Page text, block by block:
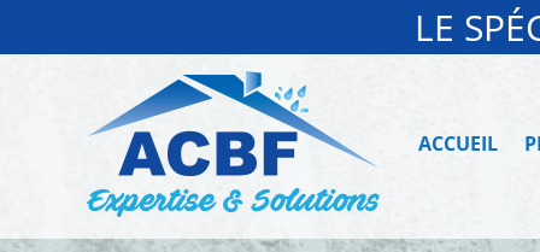
LE
ACCUEIL